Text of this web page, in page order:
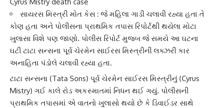
સાયરસ મિસ્ત્રી મોત કેસ : જે મહિલા ગાડી ચલાવી રહ્યા હતા તે
કોણ હતા અને પોલીસના પ્રાથમિક તપાસ રિપોર્ટથી થયેલા મોટા
ખુલાસા વિશે પણ જાણો. પોલીસ રિપોર્ટ મુજબ જે સમયે આ ઘટના
ઘટી ટાટા સન્સના પૂર્વ ચેરમેન સાઈરસ મિસ્ત્રીની લક્ઝરી કાર
અનાહિતા પંડોલે ચલાવી રહ્યા હતા.
ટાટા સન્સના (Tata Sons) પૂર્વ ચેરમેન સાઈરસ મિસ્ત્રીનું (Cyrus
Mistry) ગઈ કાલે રોડ અકસ્માતમાં નિધન થઈ ગયું. પોલીસની
પ્રાથમિક તપાસમાં એ વાતનો ખુલાસો થયો છે કે ડિવાઈડર સાથે